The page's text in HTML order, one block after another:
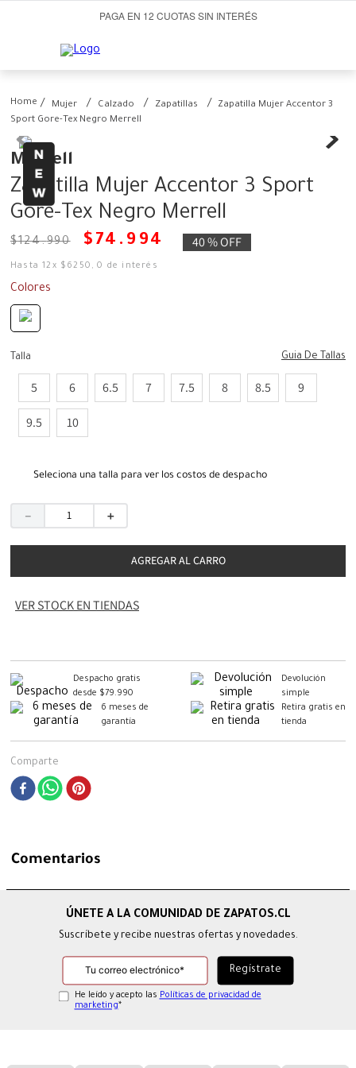
PAGA EN 12 CUOTAS SIN INTERÉS
Mujer Calzado Zapatillas
Zapatilla Mujer Accentor 3
Sport Gore-Tex Negro Merrell
Merrell
Zapatilla Mujer Accentor 3 Sport
Gore-Tex Negro Merrell
$124.990 $ 74 . 994 40 %OFF
Hasta12 x $ 6250 ,0 de interés
Colores
Talla Guia De Tallas
5 6 6.5 7 7.5 8 8.5 9
9.5 10
Seleciona una talla para ver los costos de despacho
＋
－
AGREGAR AL CARRO
VER STOCK EN TIENDAS
Despacho gratis
desde $79.990
Devolución
simple
6 meses de
garantía
Retira gratis en
tienda
Comparte
Comentarios
Suscríbete y recibe nuestras ofertas y novedades.
He leído y acepto las Políticas de privacidad de
marketing*